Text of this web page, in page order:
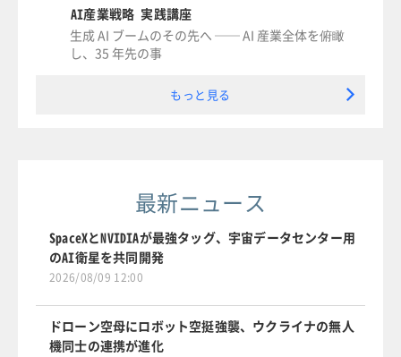
AI産業戦略 実践講座
生成 AI ブームのその先へ ── AI 産業全体を俯瞰
し、35 年先の事
もっと見る
最新ニュース
SpaceXとNVIDIAが最強タッグ、宇宙データセンター用
のAI衛星を共同開発
2026/08/09 12:00
ドローン空母にロボット空挺強襲、ウクライナの無人
機同士の連携が進化